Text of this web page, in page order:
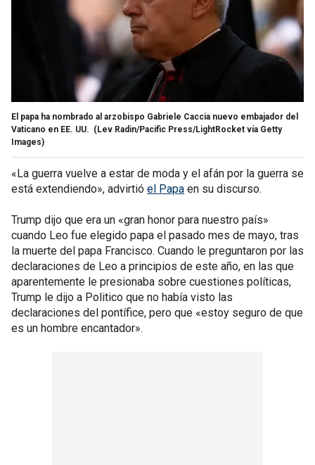
El papa ha nombrado al arzobispo Gabriele Caccia nuevo embajador del
Vaticano en EE. UU. (Lev Radin/Pacific Press/LightRocket vía Getty
Images)
«La guerra vuelve a estar de moda y el afán por la guerra se
está extendiendo», advirtió el Papa en su discurso.
Trump dijo que era un «gran honor para nuestro país»
cuando Leo fue elegido papa el pasado mes de mayo, tras
la muerte del papa Francisco. Cuando le preguntaron por las
declaraciones de Leo a principios de este año, en las que
aparentemente le presionaba sobre cuestiones políticas,
Trump le dijo a Politico que no había visto las
declaraciones del pontífice, pero que «estoy seguro de que
es un hombre encantador».